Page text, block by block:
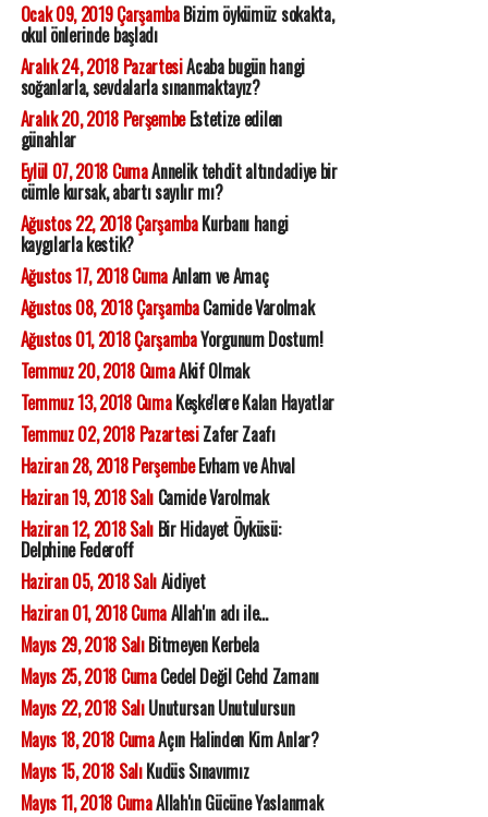
Ocak 09, 2019 ÇarşambaBizim öykümüz sokakta,
okul önlerinde başladı
Aralık 24, 2018 PazartesiAcaba bugün hangi
soğanlarla, sevdalarla sınanmaktayız?
Aralık 20, 2018 PerşembeEstetize edilen
günahlar
Eylül 07, 2018 CumaAnnelik tehdit altındadiye bir
cümle kursak, abartı sayılır mı?
Ağustos 22, 2018 ÇarşambaKurbanı hangi
kaygılarla kestik?
Ağustos 17, 2018 CumaAnlam ve Amaç
Ağustos 08, 2018 ÇarşambaCamide Varolmak
Ağustos 01, 2018 ÇarşambaYorgunum Dostum!
Temmuz 20, 2018 CumaAkif Olmak
Temmuz 13, 2018 CumaKeşke'lere Kalan Hayatlar
Temmuz 02, 2018 PazartesiZafer Zaafı
Haziran 28, 2018 PerşembeEvham ve Ahval
Haziran 19, 2018 SalıCamide Varolmak
Haziran 12, 2018 SalıBir Hidayet Öyküsü:
Delphine Federoff
Haziran 05, 2018 SalıAidiyet
Haziran 01, 2018 CumaAllah'ın adı ile...
Mayıs 29, 2018 SalıBitmeyen Kerbela
Mayıs 25, 2018 CumaCedel Değil Cehd Zamanı
Mayıs 22, 2018 SalıUnutursan Unutulursun
Mayıs 18, 2018 CumaAçın Halinden Kim Anlar?
Mayıs 15, 2018 SalıKudüs Sınavımız
Mayıs 11, 2018 CumaAllah'ın Gücüne Yaslanmak